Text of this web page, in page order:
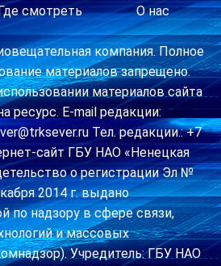
смотреть
О нас
компания. Полное
материалов запрещено.
материалов сайта
ресурс. E-mail редакции:
Тел. редакции.: +7
сайт ГБУ НАО «Ненецкая
о регистрации Эл №
2014 г. выдано
по надзору в сфере связи,
и массовых
Учредитель: ГБУ НАО